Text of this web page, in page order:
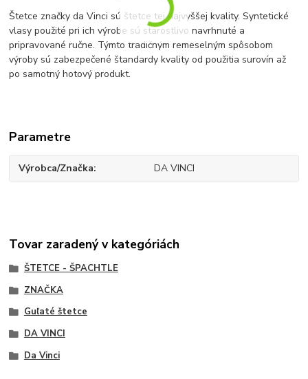
Štetce značky da Vinci sú štetce tej najvyššej kvality. Syntetické
vlasy použité pri ich výrobe sú starostlivo navrhnuté a
pripravované ručne. Týmto tradičným remeselným spôsobom
výroby sú zabezpečené štandardy kvality od použitia surovín až
po samotný hotový produkt.
Parametre
Výrobca/Značka DA VINCI
Tovar zaradený v kategóriách
ŠTETCE - ŠPACHTLE
ZNAČKA
Guľaté štetce
DA VINCI
Da Vinci